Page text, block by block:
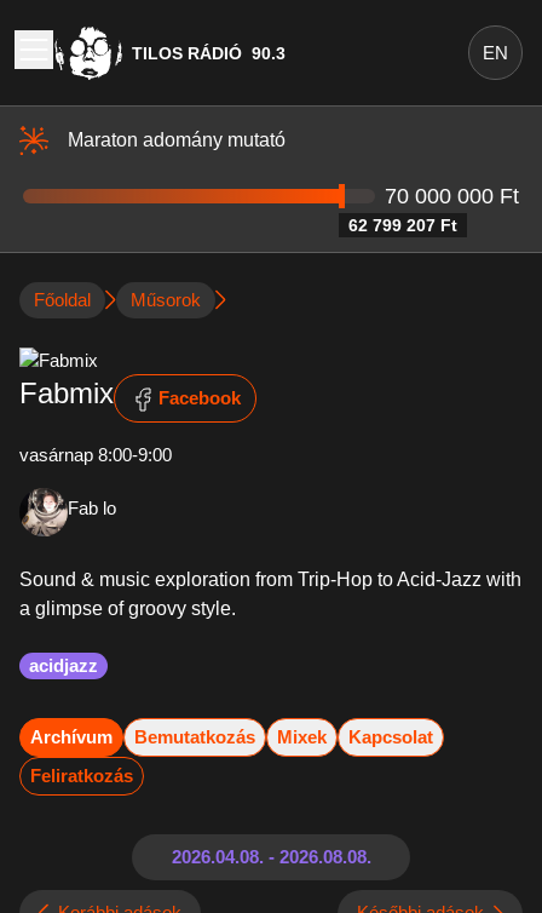
TILOS RÁDIÓ 90.3 EN
Maraton adomány mutató
62 799 207 Ft
70 000 000 Ft
Főoldal Műsorok
Fabmix Facebook
vasárnap 8:00-9:00
Fab lo
Sound & music exploration from Trip-Hop to Acid-Jazz with
a glimpse of groovy style.
acidjazz
Archívum Bemutatkozás Mixek
Kapcsolat
Feliratkozás